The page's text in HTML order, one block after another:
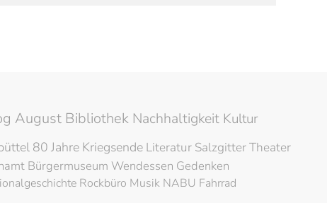
August Bibliothek Nachhaltigkeit Kultur
80 Jahre Kriegsende Literatur SalzgitterTheater
Bürgermuseum Wendessen Gedenken
Rockbüro Musik NABU Fahrrad